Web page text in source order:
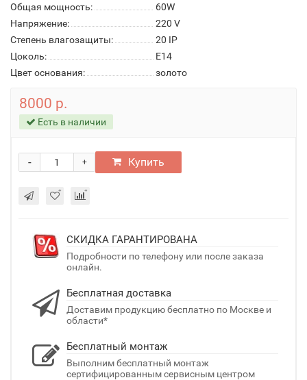
Общая мощность:
60W
Напряжение:
220 V
Степень влагозащиты:
20 IP
Цоколь:
E14
Цвет основания:
золото
8000 р.
Есть в наличии
+
- Купить
СКИДКА ГАРАНТИРОВАНА
Подробности по телефону или после заказа
онлайн.
Бесплатная доставка
Доставим продукцию бесплатно по Москве и
области*
Бесплатный монтаж
Выполним бесплатный монтаж
сертифицированным сервисным центром